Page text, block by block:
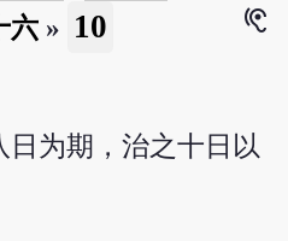
六 » 10
hearing
为期，治之十日以